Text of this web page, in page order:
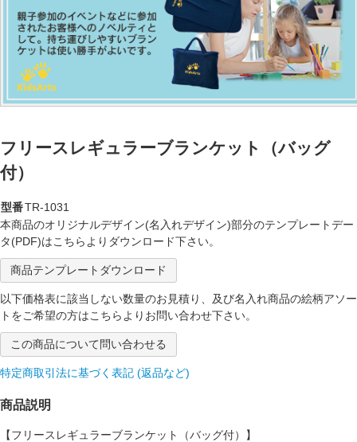
フリースレギュラーブランケット（バッグ
付）
型番TR-1031
本商品のオリジナルデザイン(名入れデザイン)部分のテンプレートデー
タ(PDF)はこちらよりダウンロード下さい。
商品テンプレートダウンロード
以下価格表に該当しない数量のお見積り、及び名入れ商品の絵柄アソー
トをご希望の方はこちらよりお問い合わせ下さい。
この商品について問い合わせる
特定商取引法に基づく表記 (返品など)
商品説明
【フリースレギュラーブランケット（バッグ付）】